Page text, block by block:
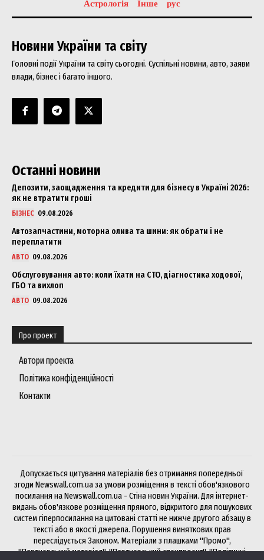
Астрологія
Інше рус
Новини України та світу
Головні події України та світу сьогодні. Суспільні новини, авто, заяви
влади, бізнес і багато іншого.
Останні новини
Депозити, заощадження та кредити для бізнесу в Україні 2026:
як не втратити гроші
БІЗНЕС 09.08.2026
Автозапчастини, моторна олива та шини: як обрати і не
переплатити
АВТО 09.08.2026
Обслуговування авто: коли їхати на СТО, діагностика ходової,
ГБО та вихлоп
АВТО 09.08.2026
Про проект
Автори проекта
Політика конфіденційності
Контакти
Допускається цитування матеріалів без отримання попередньої
згоди Newswall.com.ua за умови розміщення в тексті обов'язкового
посилання на Newswall.com.ua - Стіна новин України. Для інтернет-
видань обов'язкове розміщення прямого, відкритого для пошукових
систем гіперпосилання на цитовані статті не нижче другого абзацу в
тексті або в якості джерела. Порушення виняткових прав
переслідується Законом. Матеріали з плашками "Промо",
"Партнерський матеріал", "Партнерський спецпроект", "Політичні